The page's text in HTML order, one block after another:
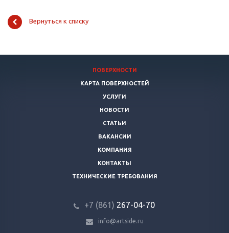
Вернуться к списку
ПОВЕРХНОСТИ
КАРТА ПОВЕРХНОСТЕЙ
УСЛУГИ
НОВОСТИ
СТАТЬИ
ВАКАНСИИ
КОМПАНИЯ
КОНТАКТЫ
ТЕХНИЧЕСКИЕ ТРЕБОВАНИЯ
+7 (861) 267-04-70
info@artside.ru